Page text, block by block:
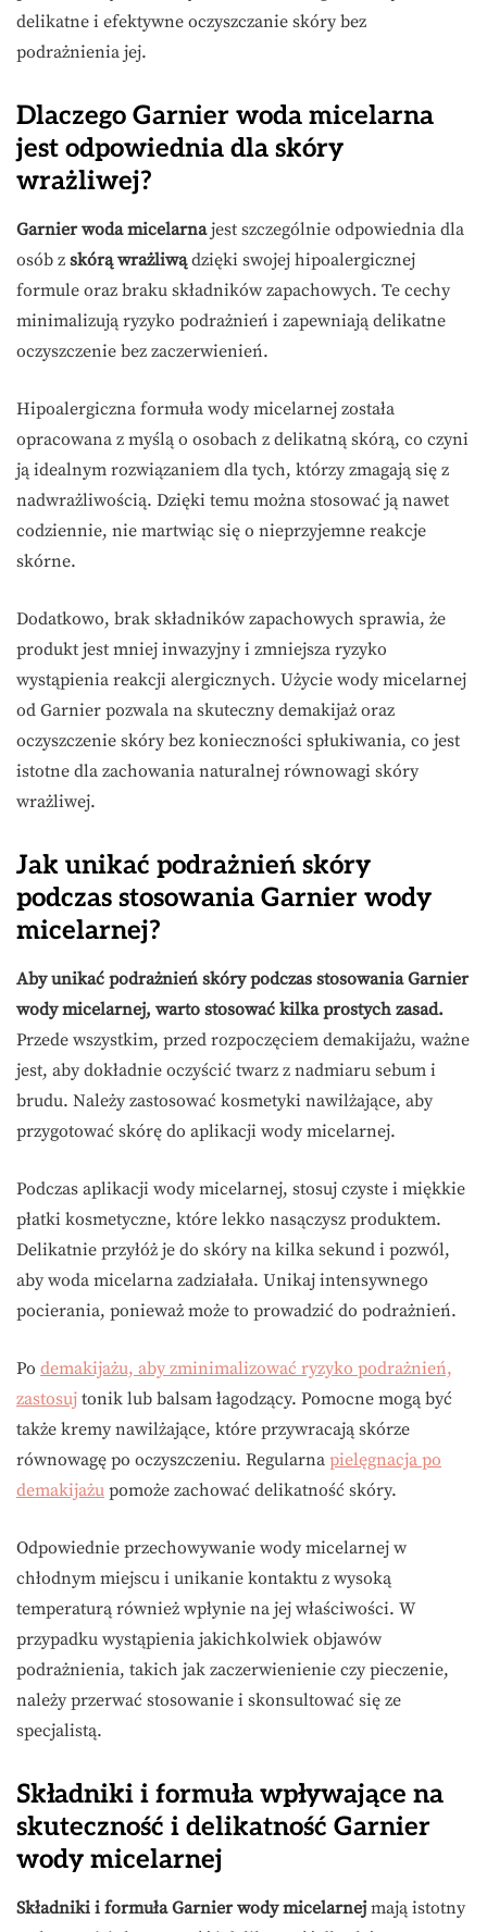
delikatne i efektywne oczyszczanie skóry bez
podrażnienia jej.
Dlaczego Garnier woda micelarna
jest odpowiednia dla skóry
wrażliwej?
Garnier woda micelarnajest szczególnie odpowiednia dla
osób z skórą wrażliwądzięki swojej hipoalergicznej
formule oraz braku składników zapachowych. Te cechy
minimalizują ryzyko podrażnień i zapewniają delikatne
oczyszczenie bez zaczerwienień.
Hipoalergiczna formuła wody micelarnej została
opracowana z myślą o osobach z delikatną skórą, co czyni
ją idealnym rozwiązaniem dla tych, którzy zmagają się z
nadwrażliwością. Dzięki temu można stosować ją nawet
codziennie, nie martwiąc się o nieprzyjemne reakcje
skórne.
Dodatkowo, brak składników zapachowych sprawia, że
produkt jest mniej inwazyjny i zmniejsza ryzyko
wystąpienia reakcji alergicznych. Użycie wody micelarnej
od Garnier pozwala na skuteczny demakijaż oraz
oczyszczenie skóry bez konieczności spłukiwania, co jest
istotne dla zachowania naturalnej równowagi skóry
wrażliwej.
Jak unikać podrażnień skóry
podczas stosowania Garnier wody
micelarnej?
Aby unikać podrażnień skóry podczas stosowania Garnier
wody micelarnej, warto stosować kilka prostych zasad.
Przede wszystkim, przed rozpoczęciem demakijażu, ważne
jest, aby dokładnie oczyścić twarz z nadmiaru sebum i
brudu. Należy zastosować kosmetyki nawilżające, aby
przygotować skórę do aplikacji wody micelarnej.
Podczas aplikacji wody micelarnej, stosuj czyste i miękkie
płatki kosmetyczne, które lekko nasączysz produktem.
Delikatnie przyłóż je do skóry na kilka sekund i pozwól,
aby woda micelarna zadziałała. Unikaj intensywnego
pocierania, ponieważ może to prowadzić do podrażnień.
Po demakijażu, aby zminimalizować ryzyko podrażnień,
zastosuj tonik lub balsam łagodzący. Pomocne mogą być
także kremy nawilżające, które przywracają skórze
równowagę po oczyszczeniu. Regularna pielęgnacja po
demakijażu pomoże zachować delikatność skóry.
Odpowiednie przechowywanie wody micelarnej w
chłodnym miejscu i unikanie kontaktu z wysoką
temperaturą również wpłynie na jej właściwości. W
przypadku wystąpienia jakichkolwiek objawów
podrażnienia, takich jak zaczerwienienie czy pieczenie,
należy przerwać stosowanie i skonsultować się ze
specjalistą.
Składniki i formuła wpływające na
skuteczność i delikatność Garnier
wody micelarnej
Składniki i formuła Garnier wody micelarnej mają istotny